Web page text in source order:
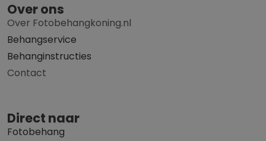
Over ons
Over Fotobehangkoning.nl
Behangservice
Behanginstructies
Contact
Direct naar
Fotobehang